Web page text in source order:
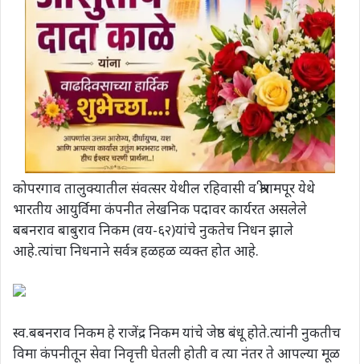
कोपरगाव तालुक्यातील संवत्सर येथील रहिवासी व श्रीरामपूर येथे
भारतीय आयुर्विमा कंपनीत लेखनिक पदावर कार्यरत असलेले
बबनराव बाबुराव निकम (वय-६२)यांचे नुकतेच निधन झाले
आहे.त्यांचा निधनाने सर्वत्र हळहळ व्यक्त होत आहे.
स्व.बबनराव निकम हे राजेंद्र निकम यांचे जेष्ठ बंधू होते.त्यांनी नुकतीच
विमा कंपनीतून सेवा निवृत्ती घेतली होती व त्या नंतर ते आपल्या मूळ